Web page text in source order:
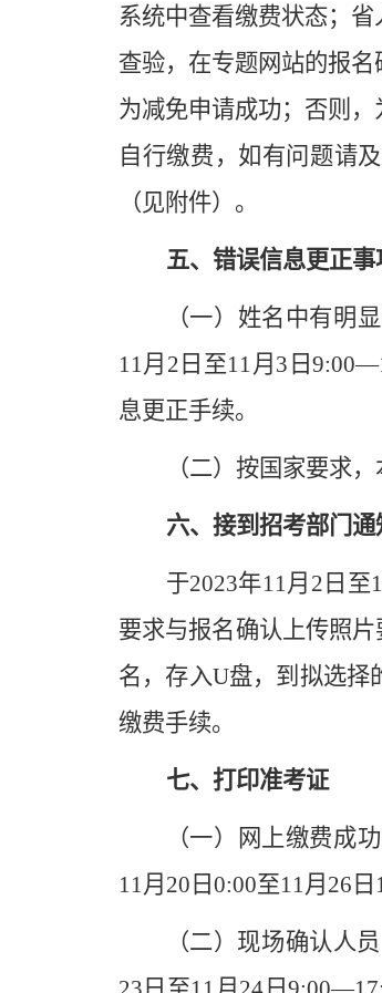
系统中查看缴费状态；
查验，在专题网站的报
为减免申请成功；否则
自行缴费，如有问题请
（见附件）。
五、错误信息更正事
（一）姓名中有明
11月2日至11月3日
息更正手续。
（二）按国家要求
六、接到招考部门通
于2023年11月2日
要求与报名确认上传照
名，存入U盘，到拟选择
缴费手续。
七、打印准考证
（一）网上缴费成
11月20日0:00至11月26
（二）现场确认人